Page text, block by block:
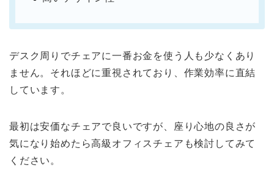
デスク周りでチェアに一番お金を使う人も少なくあり
ません。それほどに重視されており、作業効率に直結
しています。
最初は安価なチェアで良いですが、座り心地の良さが
気になり始めたら高級オフィスチェアも検討してみて
ください。